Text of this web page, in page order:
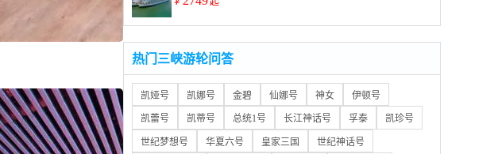
热门三峡游轮问答
凯娅号 凯娜号 金碧 仙娜号 神女 伊顿号
凯蕾号 凯蒂号 总统1号 长江神话号 孚泰 凯珍号
世纪梦想号 华夏六号 皇家三国 世纪神话号